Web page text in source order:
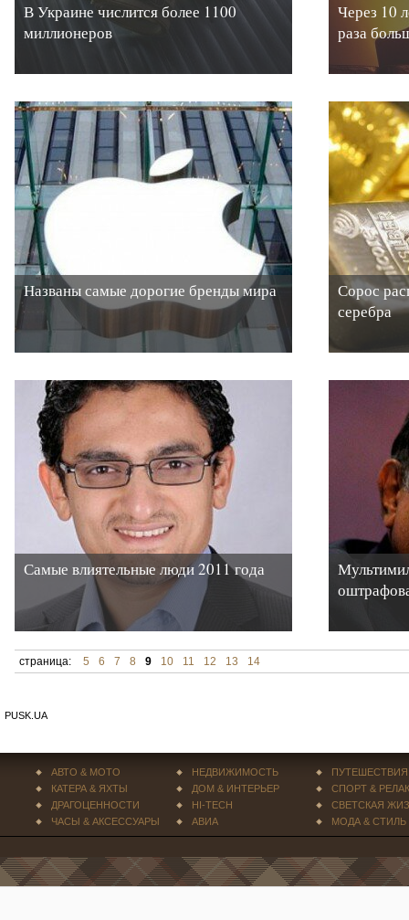
В Украине числится более 1100
миллионеров
Через 10
раза
Названы самые дорогие бренды мира
Сорос
серебра
Самые влиятельные люди 2011 года
страница: 5 6 7 8 9 10 11 12 13 14
PUSK.UA
АВТО & МОТО
КАТЕРА & ЯХТЫ
ДРАГОЦЕННОСТИ
ЧАСЫ & АКСЕССУАРЫ
НЕДВИЖИМОСТЬ
ДОМ & ИНТЕРЬЕР
HI-TECH
АВИА
ПУТЕШЕСТВИЯ
СПОРТ &
СВЕТСКАЯ
МОДА & СТИЛЬ